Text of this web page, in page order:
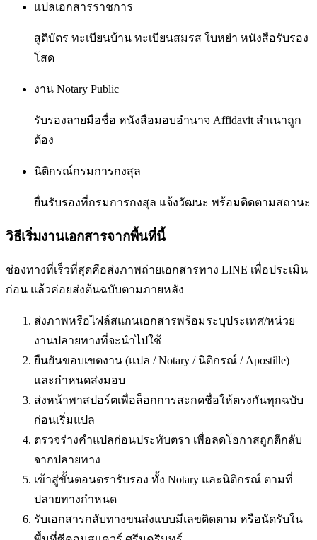
แปลเอกสารราชการ
สูติบัตร ทะเบียนบ้าน ทะเบียนสมรส ใบหย่า หนังสือรับรอง
โสด
งาน Notary Public
รับรองลายมือชื่อ หนังสือมอบอำนาจ Affidavit สำเนาถูก
ต้อง
นิติกรณ์กรมการกงสุล
ยื่นรับรองที่กรมการกงสุล แจ้งวัฒนะ พร้อมติดตามสถานะ
วิธีเริ่มงานเอกสารจากพื้นที่นี้
ช่องทางที่เร็วที่สุดคือส่งภาพถ่ายเอกสารทาง LINE เพื่อประเมิน
ก่อน แล้วค่อยส่งต้นฉบับตามภายหลัง
ส่งภาพหรือไฟล์สแกนเอกสารพร้อมระบุประเทศ/หน่วย
งานปลายทางที่จะนำไปใช้
ยืนยันขอบเขตงาน (แปล / Notary / นิติกรณ์ / Apostille)
และกำหนดส่งมอบ
ส่งหน้าพาสปอร์ตเพื่อล็อกการสะกดชื่อให้ตรงกันทุกฉบับ
ก่อนเริ่มแปล
ตรวจร่างคำแปลก่อนประทับตรา เพื่อลดโอกาสถูกตีกลับ
จากปลายทาง
เข้าสู่ขั้นตอนตรารับรอง ทั้ง Notary และนิติกรณ์ ตามที่
ปลายทางกำหนด
รับเอกสารกลับทางขนส่งแบบมีเลขติดตาม หรือนัดรับใน